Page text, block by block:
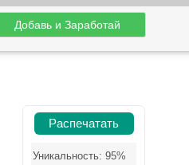
Добавь и Заработай
Распечатать
Уникальность: 95%